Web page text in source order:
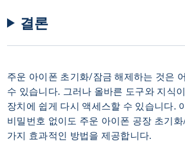
결론
주운 아이폰 초기화/잠금 해제하는 것은
수 있습니다. 그러나 올바른 도구와 지식
장치에 쉽게 다시 액세스할 수 있습니다.
비밀번호 없이도 주운 아이폰 공장 초기
가지 효과적인 방법을 제공합니다.